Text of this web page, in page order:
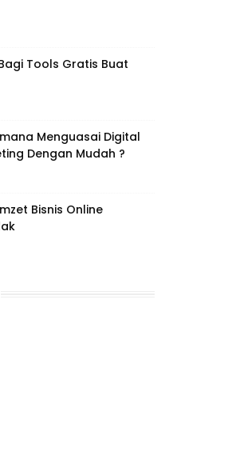
Tools Gratis Buat
Menguasai Digital
Dengan Mudah ?
Bisnis Online